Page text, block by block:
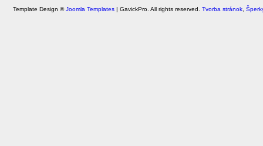
Template Design ©Joomla Templates | GavickPro. All rights reserved. Tvorba stránok